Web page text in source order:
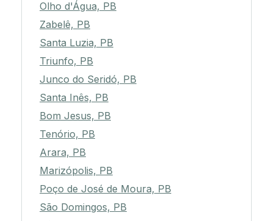
Olho d'Água, PB
Zabelê, PB
Santa Luzia, PB
Triunfo, PB
Junco do Seridó, PB
Santa Inês, PB
Bom Jesus, PB
Tenório, PB
Arara, PB
Marizópolis, PB
Poço de José de Moura, PB
São Domingos, PB